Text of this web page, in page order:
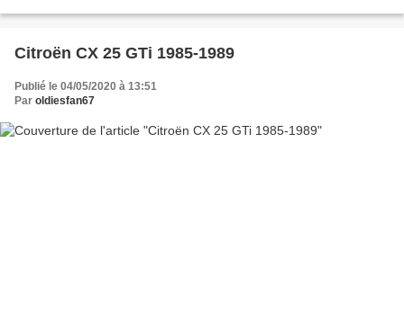
Citroën CX 25 GTi 1985-1989
Publié le 04/05/2020 à 13:51
Par oldiesfan67